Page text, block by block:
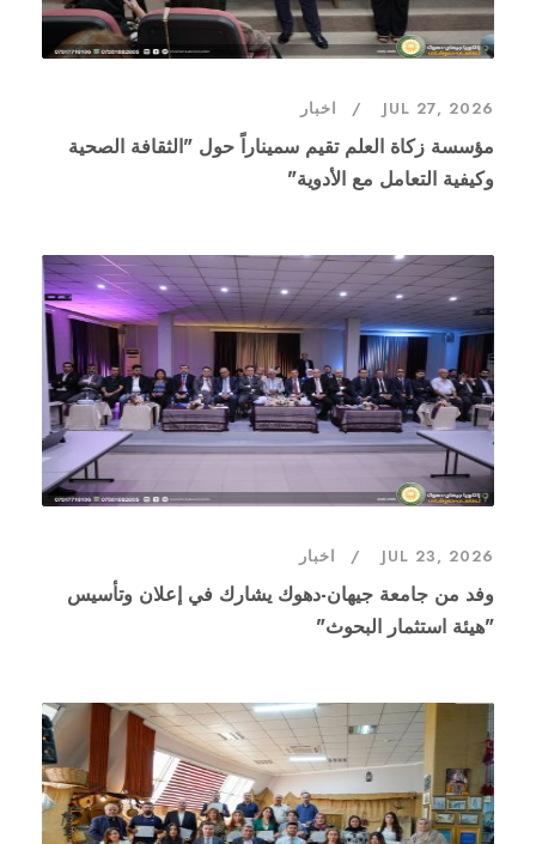
JUL 27, 2026 اخبار
مؤسسة زكاة العلم تقيم سميناراً حول "الثقافة الصحية
وكيفية التعامل مع الأدوية"
JUL 23, 2026 اخبار
وفد من جامعة جيهان-دهوك يشارك في إعلان وتأسيس
"هيئة استثمار البحوث"